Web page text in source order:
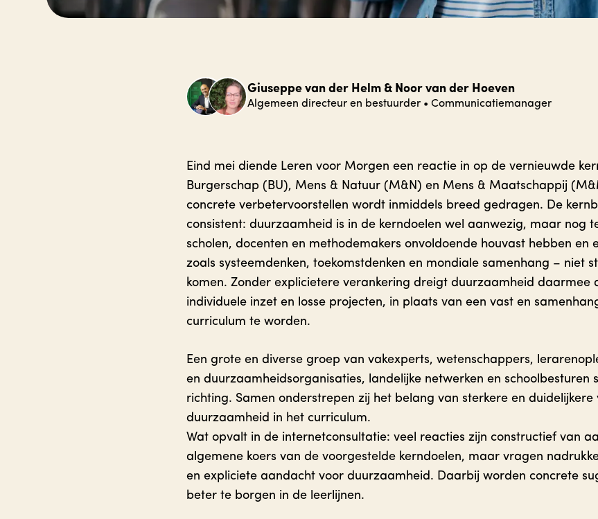
Giuseppe van der Helm & Noor van der Hoeven
Algemeen directeur en bestuurder • Communicatiemanager
Eind mei diende Leren voor Morgen een reactie in op de vernieuwde
Burgerschap (BU), Mens & Natuur (M&N) en Mens & Maatschappij
concrete verbetervoorstellen wordt inmiddels breed gedragen. De
consistent: duurzaamheid is in de kerndoelen wel aanwezig, maar nog
scholen, docenten en methodemakers onvoldoende houvast hebben en
zoals systeemdenken, toekomstdenken en mondiale samenhang – niet
komen. Zonder explicietere verankering dreigt duurzaamheid daarmee
individuele inzet en losse projecten, in plaats van een vast en
curriculum te worden.
Een grote en diverse groep van vakexperts, wetenschappers,
en duurzaamheidsorganisaties, landelijke netwerken en schoolbesturen
richting. Samen onderstrepen zij het belang van sterkere en duidelijkere
duurzaamheid in het curriculum.
Wat opvalt in de internetconsultatie: veel reacties zijn constructief van
algemene koers van de voorgestelde kerndoelen, maar vragen
en expliciete aandacht voor duurzaamheid. Daarbij worden concrete
beter te borgen in de leerlijnen.